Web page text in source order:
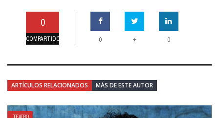
0
COMPARTIDO 0 + 0
ARTÍCULOS RELACIONADOS MÁS DE ESTE AUTOR